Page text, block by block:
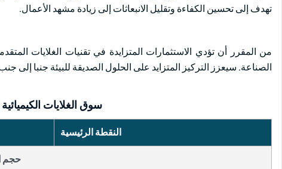
تهدف إلى تحسين الكفاءة وتقليل الانبعاثات إلى زيادة مشهد الأعمال.
من المقرر أن تؤدي الاستثمارات المتزايدة في تقنيات الغلايات
الصناعة. سيعزز التركيز المتزايد على الحلول الصديقة للبيئة جنبا إلى
سوق الغلايات
النقطة الرئيسية
حجم